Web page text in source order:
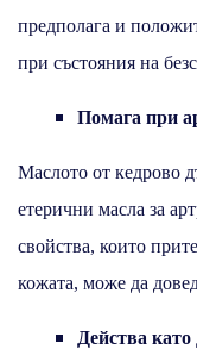
предполага и
при състояния на
Помага при
Маслото от кедрово
етерични масла за
свойства, които
кожата, може да
Действа